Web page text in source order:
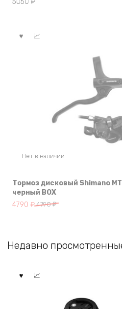
Нет в наличии
Тормоз дисковый Shimano
черный BOX
4790₽
Первоначальная
4790 ₽
Текущая
Недавно